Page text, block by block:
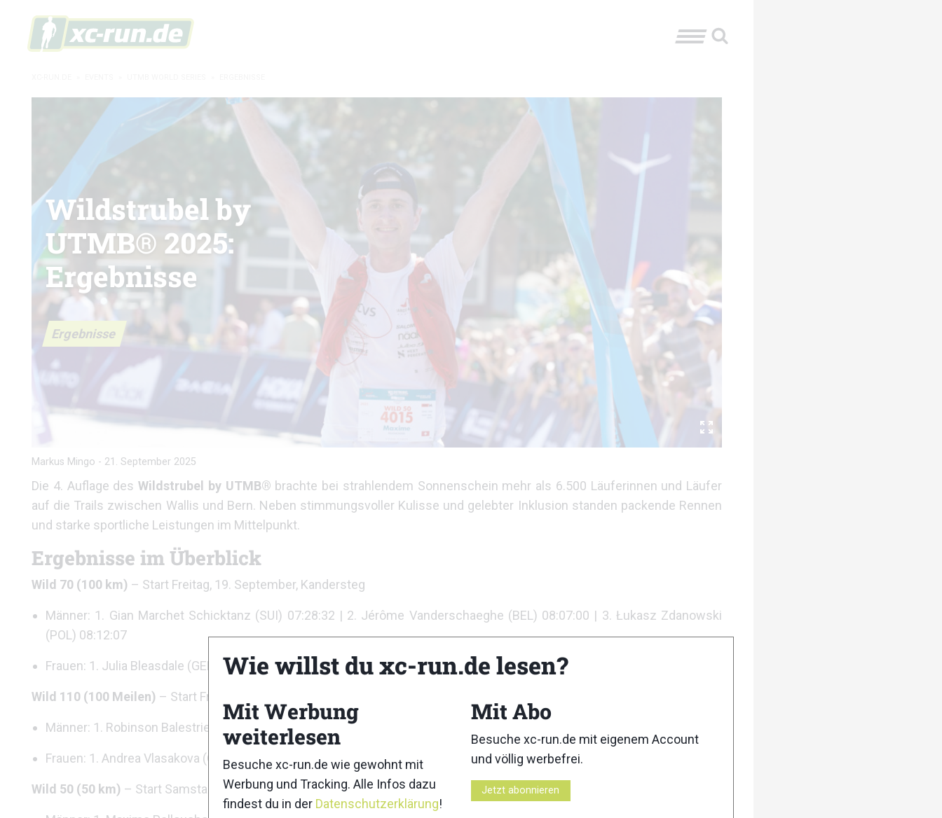
Ergebnisse
Wildstrubel by
UTMB® 2025:
Ergebnisse
Markus Mingo - 21. September 2025
Die 4. Auflage des Wildstrubel by UTMB® brachte bei strahlendem Sonnenschein mehr als 6.500 Läuferinnen und Läufer
auf die Trails zwischen Wallis und Bern. Neben stimmungsvoller Kulisse und gelebter Inklusion standen packende Rennen
und starke sportliche Leistungen im Mittelpunkt.
Ergebnisse im Überblick
Wild 70 (100 km) – Start Freitag, 19. September, Kandersteg
Männer: 1. Gian Marchet Schicktanz (SUI) 07:28:32 | 2. Jérôme Vanderschaeghe (BEL) 08:07:00 | 3. Łukasz Zdanowski
(POL) 08:12:07
Frauen: 1. Julia Bleasdale (GER) 09:00:58 | 2. Erin Clark (USA) 09:03:51 | 3. Maryline Nakache (FRA) 09:13:06
Wild 110 (100 Meilen) – Start Freitag, 19. September, Crans-Montana
Männer: 1. Robinson Balestriero (FRA) 13:01:01 | 2. Valentin Marchon (SUI) 13:06:19 | 3. Aubin Ferrari (FRA) 13:20:22
Frauen: 1. Andrea Vlasakova (CZE) 15:20:09 | 2. Emily Cambier (FRA) 16:18:04 | 3. Renske Dickhout (NED) 16:49:45
Wild 50 (50 km) – Start Samstag, 20. September, Adelboden
Wie willst du xc-run.de lesen?
Mit Werbung
weiterlesen
Besuche xc-run.de wie gewohnt mit
Werbung und Tracking. Alle Infos dazu
findest du in der Datenschutzerklärung!
Mit Abo
Besuche xc-run.de mit eigenem Account
und völlig werbefrei.
Jetzt abonnieren